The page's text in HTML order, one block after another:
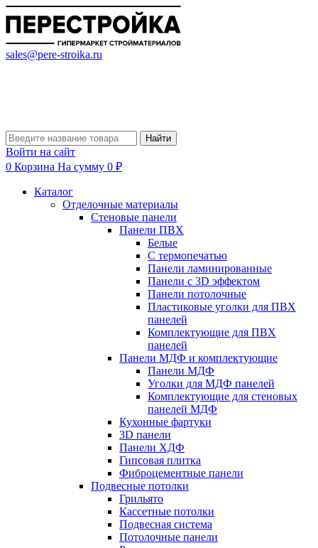
sales@pere-stroika.ru
Найти
Войти на сайт
0 Корзина На сумму 0 ₽
Каталог
Отделочные материалы
Стеновые панели
Панели ПВХ
Белые
С термопечатью
Панели ламинированные
Панели с 3D эффектом
Панели потолочные
Пластиковые уголки для ПВХ
панелей
Комплектующие для ПВХ
панелей
Панели МДФ и комплектующие
Панели МДФ
Уголки для МДФ панелей
Комплектующие для стеновых
панелей МДФ
Кухонные фартуки
3D панели
Панели ХДФ
Гипсовая плитка
Фиброцементные панели
Подвесные потолки
Грильято
Кассетные потолки
Подвесная система
Потолочные панели